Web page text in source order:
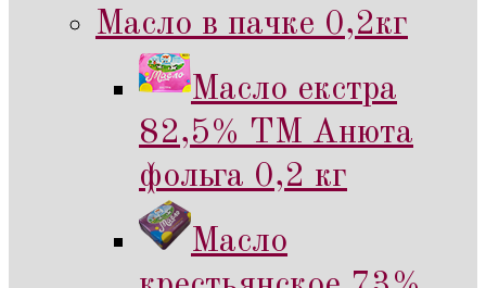
Масло в пачке 0,2кг
Масло екстра
82,5% ТМ Анюта
фольга 0,2 кг
Масло